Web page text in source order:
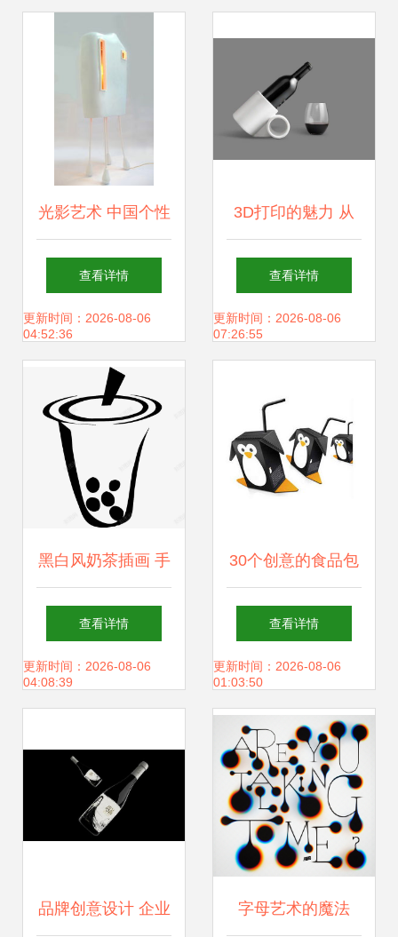
光影艺术 中国个性
落地灯的创意设计
融合【网站设计深
度解析】
查看详情
更新时间：2026-08-06
04:52:36
3D打印的魅力 从
瓷器到铜器，重塑
工艺与网站建设的
查看详情
更新时间：2026-08-06
07:26:55
黑白风奶茶插画 手
绘创意素材的魅力
所在
查看详情
更新时间：2026-08-06
04:08:39
30个创意的食品包
装设计案例 创意设
计的魅力
查看详情
更新时间：2026-08-06
01:03:50
品牌创意设计 企业 字母艺术的魔法